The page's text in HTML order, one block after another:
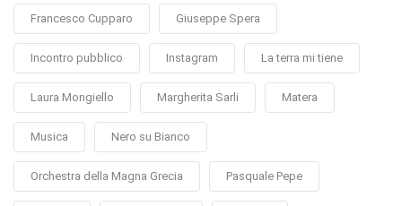
Francesco Cupparo Giuseppe Spera
Incontro pubblico Instagram La terra mi tiene
Laura Mongiello Margherita Sarli Matera
Musica Nero su Bianco
Orchestra della Magna Grecia Pasquale Pepe